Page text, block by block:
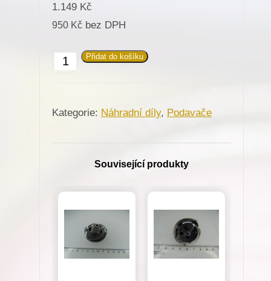
1.149 Kč
950 Kč bez DPH
648059/111
pro
Přidat do košíku
Kategorie: Náhradní díly, Podavače
Související produkty